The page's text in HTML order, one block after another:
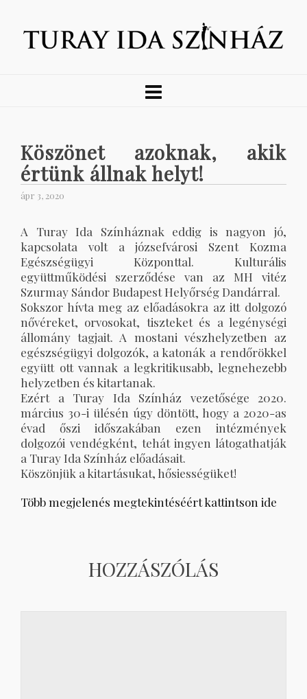
Köszönet azoknak, akik
értünk állnak helyt!
ápr 3, 2020
A Turay Ida Színháznak eddig is nagyon jó,
kapcsolata volt a józsefvárosi Szent Kozma
Egészségügyi Központtal. Kulturális
együttműködési szerződése van az MH vitéz
Szurmay Sándor Budapest Helyőrség Dandárral.
Sokszor hívta meg az előadásokra az itt dolgozó
nővéreket, orvosokat, tiszteket és a legénységi
állomány tagjait. A mostani vészhelyzetben az
egészségügyi dolgozók, a katonák a rendőrökkel
együtt ott vannak a legkritikusabb, legnehezebb
helyzetben és kitartanak.
Ezért a Turay Ida Színház vezetősége 2020.
március 30-i ülésén úgy döntött, hogy a 2020-as
évad őszi időszakában ezen intézmények
dolgozói vendégként, tehát ingyen látogathatják
a Turay Ida Színház előadásait.
Köszönjük a kitartásukat, hősiességüket!
Több megjelenés megtekintéséért kattintson ide
HOZZÁSZÓLÁS